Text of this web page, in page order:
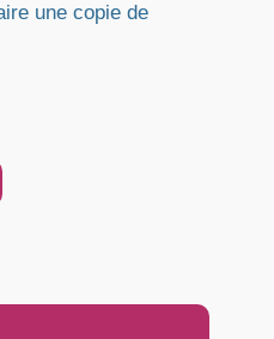
une copie de